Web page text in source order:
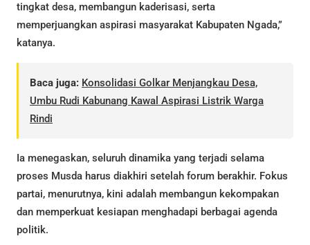
tingkat desa, membangun kaderisasi, serta
memperjuangkan aspirasi masyarakat Kabupaten Ngada,”
katanya.
Baca juga: Konsolidasi Golkar Menjangkau Desa,
Umbu Rudi Kabunang Kawal Aspirasi Listrik Warga
Rindi
Ia menegaskan, seluruh dinamika yang terjadi selama
proses Musda harus diakhiri setelah forum berakhir. Fokus
partai, menurutnya, kini adalah membangun kekompakan
dan memperkuat kesiapan menghadapi berbagai agenda
politik.